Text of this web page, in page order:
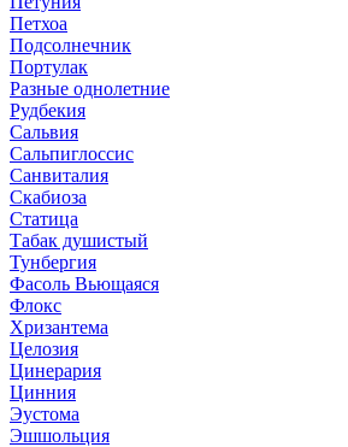
Петхоа
Подсолнечник
Портулак
Разные однолетние
Рудбекия
Сальвия
Сальпиглоссис
Санвиталия
Скабиоза
Статица
Табак душистый
Тунбергия
Фасоль Вьющаяся
Флокс
Хризантема
Целозия
Цинерария
Цинния
Эустома
Эшшольция